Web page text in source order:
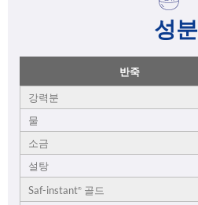
성분
반죽
강력분
물
소금
설탕
Saf-instant® 골드